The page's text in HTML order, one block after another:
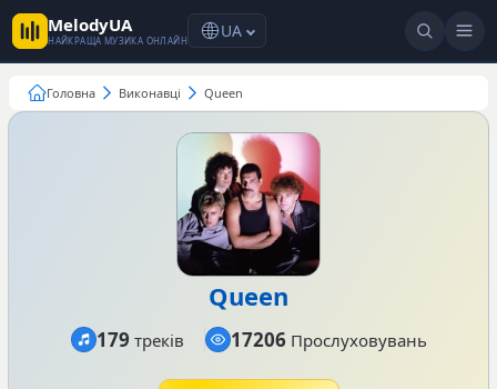
MelodyUA
НАЙКРАЩА МУЗИКА ОНЛАЙН UA
Головна Виконавці Queen
Queen
179 треків 17206 Прослуховувань